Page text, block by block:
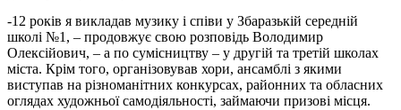
-12 років я викладав музику і співи у Збаразькій середній
школі №1, – продовжує свою розповідь Володимир
Олексійович, – а по сумісництву – у другій та третій школах
міста. Крім того, організовував хори, ансамблі з якими
виступав на різноманітних конкурсах, районних та обласних
оглядах художньої самодіяльності, займаючи призові місця.